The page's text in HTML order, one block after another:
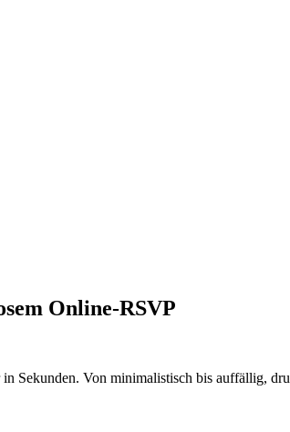
Online-RSVP
Sekunden. Von minimalistisch bis auffällig,